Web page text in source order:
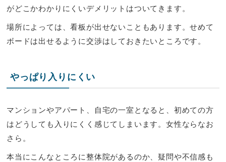
がどこかわかりにくいデメリットはついてきます。
場所によっては、看板が出せないこともあります。せめて
ボードは出せるように交渉はしておきたいところです。
やっぱり入りにくい
マンションやアパート、自宅の一室となると、初めての方
はどうしても入りにくく感じてしまいます。女性ならなお
さら。
本当にこんなところに整体院があるのか、疑問や不信感も